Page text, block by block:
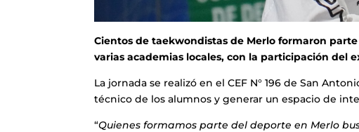
Cientos de taekwondistas de Merlo formaron
varias academias locales, con la participación del
La jornada se realizó en el CEF N° 196 de San
técnico de los alumnos y generar un espacio de
“Quienes formamos parte del deporte en Merlo